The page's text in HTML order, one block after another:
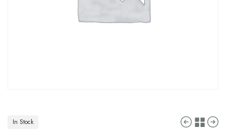
In Stock